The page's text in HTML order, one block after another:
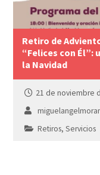
Retiro de
“Felices con Él”:
la Navidad
21 de noviembre
Retiros,Servicios